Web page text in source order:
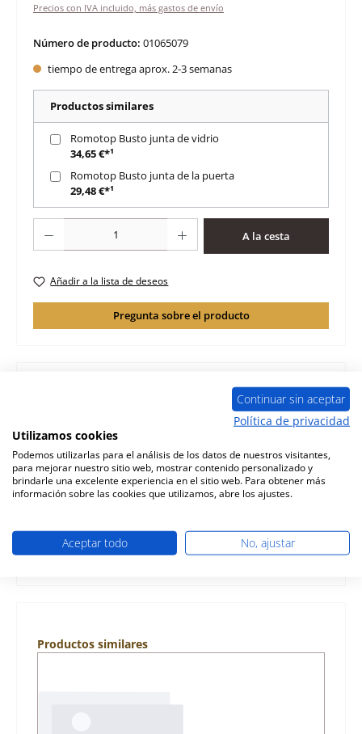
Precios con IVA incluido, más gastos de envío
Número de producto: 01065079
tiempo de entrega aprox. 2-3 semanas
Productos similares
Romotop Busto junta de vidrio
34,65 €*¹
Romotop Busto junta de la puerta
29,48 €*¹
A la cesta
Añadir a la lista de deseos
Pregunta sobre el producto
original forro de la cámara de combustión para el estufa
cámara de comb… Más
Características
Información sobre la seguridad de los productos
Omitir la galería de productos
Productos similares
Continuar sin aceptar
Política de privacidad
Utilizamos cookies
Podemos utilizarlas para el análisis de los datos de nuestros visitantes,
para mejorar nuestro sitio web, mostrar contenido personalizado y
brindarle una excelente experiencia en el sitio web. Para obtener más
información sobre las cookies que utilizamos, abre los ajustes.
Aceptar todo No, ajustar